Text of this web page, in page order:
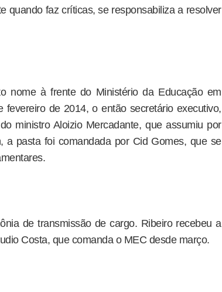
quando faz críticas, se responsabiliza a resolver
nome à frente do Ministério da Educação em
de 2014, o então secretário executivo,
ministro Aloizio Mercadante, que assumiu por
a pasta foi comandada por Cid Gomes, que se
de transmissão de cargo. Ribeiro recebeu a
Costa, que comanda o MEC desde março.